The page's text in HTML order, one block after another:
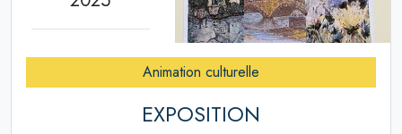
Animation culturelle
EXPOSITION